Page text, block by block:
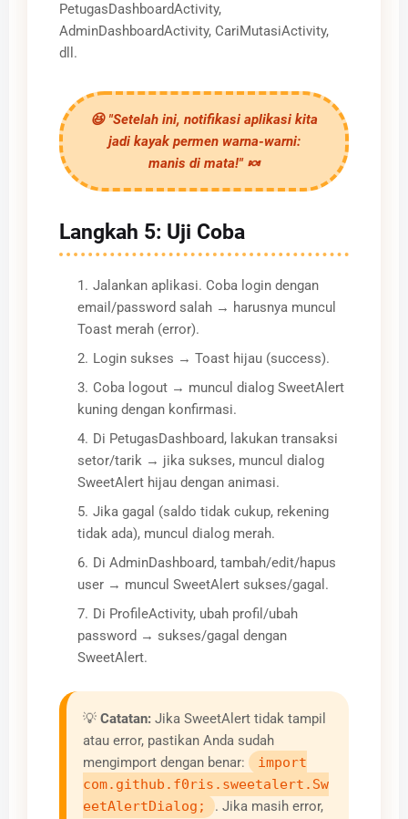
PetugasDashboardActivity,
AdminDashboardActivity, CariMutasiActivity,
dll.
😆 "Setelah ini, notifikasi aplikasi kita
jadi kayak permen warna-warni:
manis di mata!" 🍬
Langkah 5: Uji Coba
Jalankan aplikasi. Coba login dengan
email/password salah → harusnya muncul
Toast merah (error).
Login sukses → Toast hijau (success).
Coba logout → muncul dialog SweetAlert
kuning dengan konfirmasi.
Di PetugasDashboard, lakukan transaksi
setor/tarik → jika sukses, muncul dialog
SweetAlert hijau dengan animasi.
Jika gagal (saldo tidak cukup, rekening
tidak ada), muncul dialog merah.
Di AdminDashboard, tambah/edit/hapus
user → muncul SweetAlert sukses/gagal.
Di ProfileActivity, ubah profil/ubah
password → sukses/gagal dengan
SweetAlert.
💡 Catatan: Jika SweetAlert tidak tampil
atau error, pastikan Anda sudah
mengimport dengan benar:
import
com.github.f0ris.sweetalert.Sw
eetAlertDialog;
. Jika masih error,